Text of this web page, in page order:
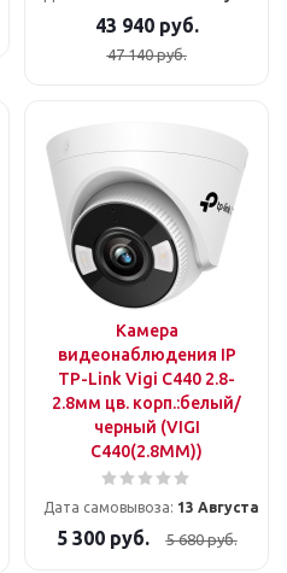
43 940руб.
47 140руб.
Камера
видеонаблюдения IP
TP-Link Vigi C440 2.8-
2.8мм цв. корп.:белый/
черный (VIGI
C440(2.8MM))
Дата самовывоза: 13 Августа
5 300руб. 5 680руб.